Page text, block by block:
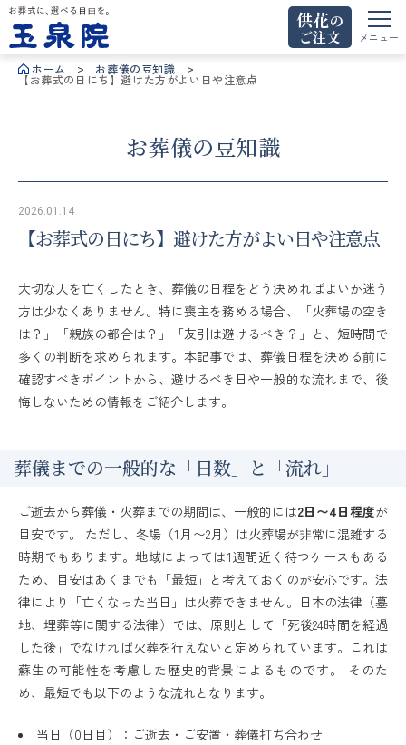
お葬式に、選べる自由を。玉泉院
供花の
ご注文
メニュー
ホーム お葬儀の豆知識
【お葬式の日にち】避けた方がよい日や注意点
お葬儀の豆知識
2026.01.14
【お葬式の日にち】避けた方がよい日や注意点
大切な人を亡くしたとき、葬儀の日程をどう決めればよいか迷う
方は少なくありません。特に喪主を務める場合、「火葬場の空き
は？」「親族の都合は？」「友引は避けるべき？」と、短時間で
多くの判断を求められます。本記事では、葬儀日程を決める前に
確認すべきポイントから、避けるべき日や一般的な流れまで、後
悔しないための情報をご紹介します。
葬儀までの一般的な「日数」と「流れ」
ご逝去から葬儀・火葬までの期間は、一般的には2日〜4日程度が
目安です。 ただし、冬場（1月〜2月）は火葬場が非常に混雑する
時期でもあります。地域によっては1週間近く待つケースもある
ため、目安はあくまでも「最短」と考えておくのが安心です。法
律により「亡くなった当日」は火葬できません。日本の法律（墓
地、埋葬等に関する法律）では、原則として「死後24時間を経過
した後」でなければ火葬を行えないと定められています。これは
蘇生の可能性を考慮した歴史的背景によるものです。 そのた
め、最短でも以下のような流れとなります。
当日（0日目）：ご逝去・ご安置・葬儀打ち合わせ